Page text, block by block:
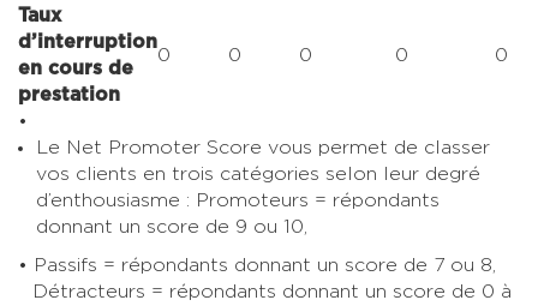
Taux
d’interruption
en cours de
prestation
0 0 0 0 0
Le Net Promoter Score vous permet de classer
vos clients en trois catégories selon leur degré
d’enthousiasme : Promoteurs = répondants
donnant un score de 9 ou 10,
Passifs = répondants donnant un score de 7 ou 8,
Détracteurs = répondants donnant un score de 0 à